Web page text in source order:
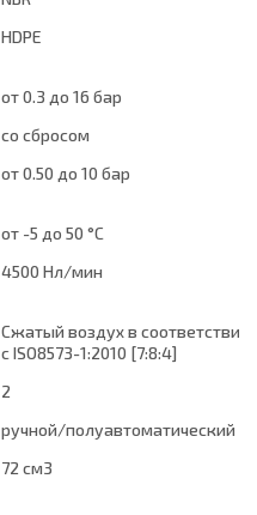
HDPE
от 0.3 до 16 бар
со сбросом
от 0.50 до 10 бар
от -5 до 50 °C
4500 Нл/мин
Сжатый воздух в соответствии
с ISO8573-1:2010 [7:8:4]
2
ручной/полуавтоматический
72 см3